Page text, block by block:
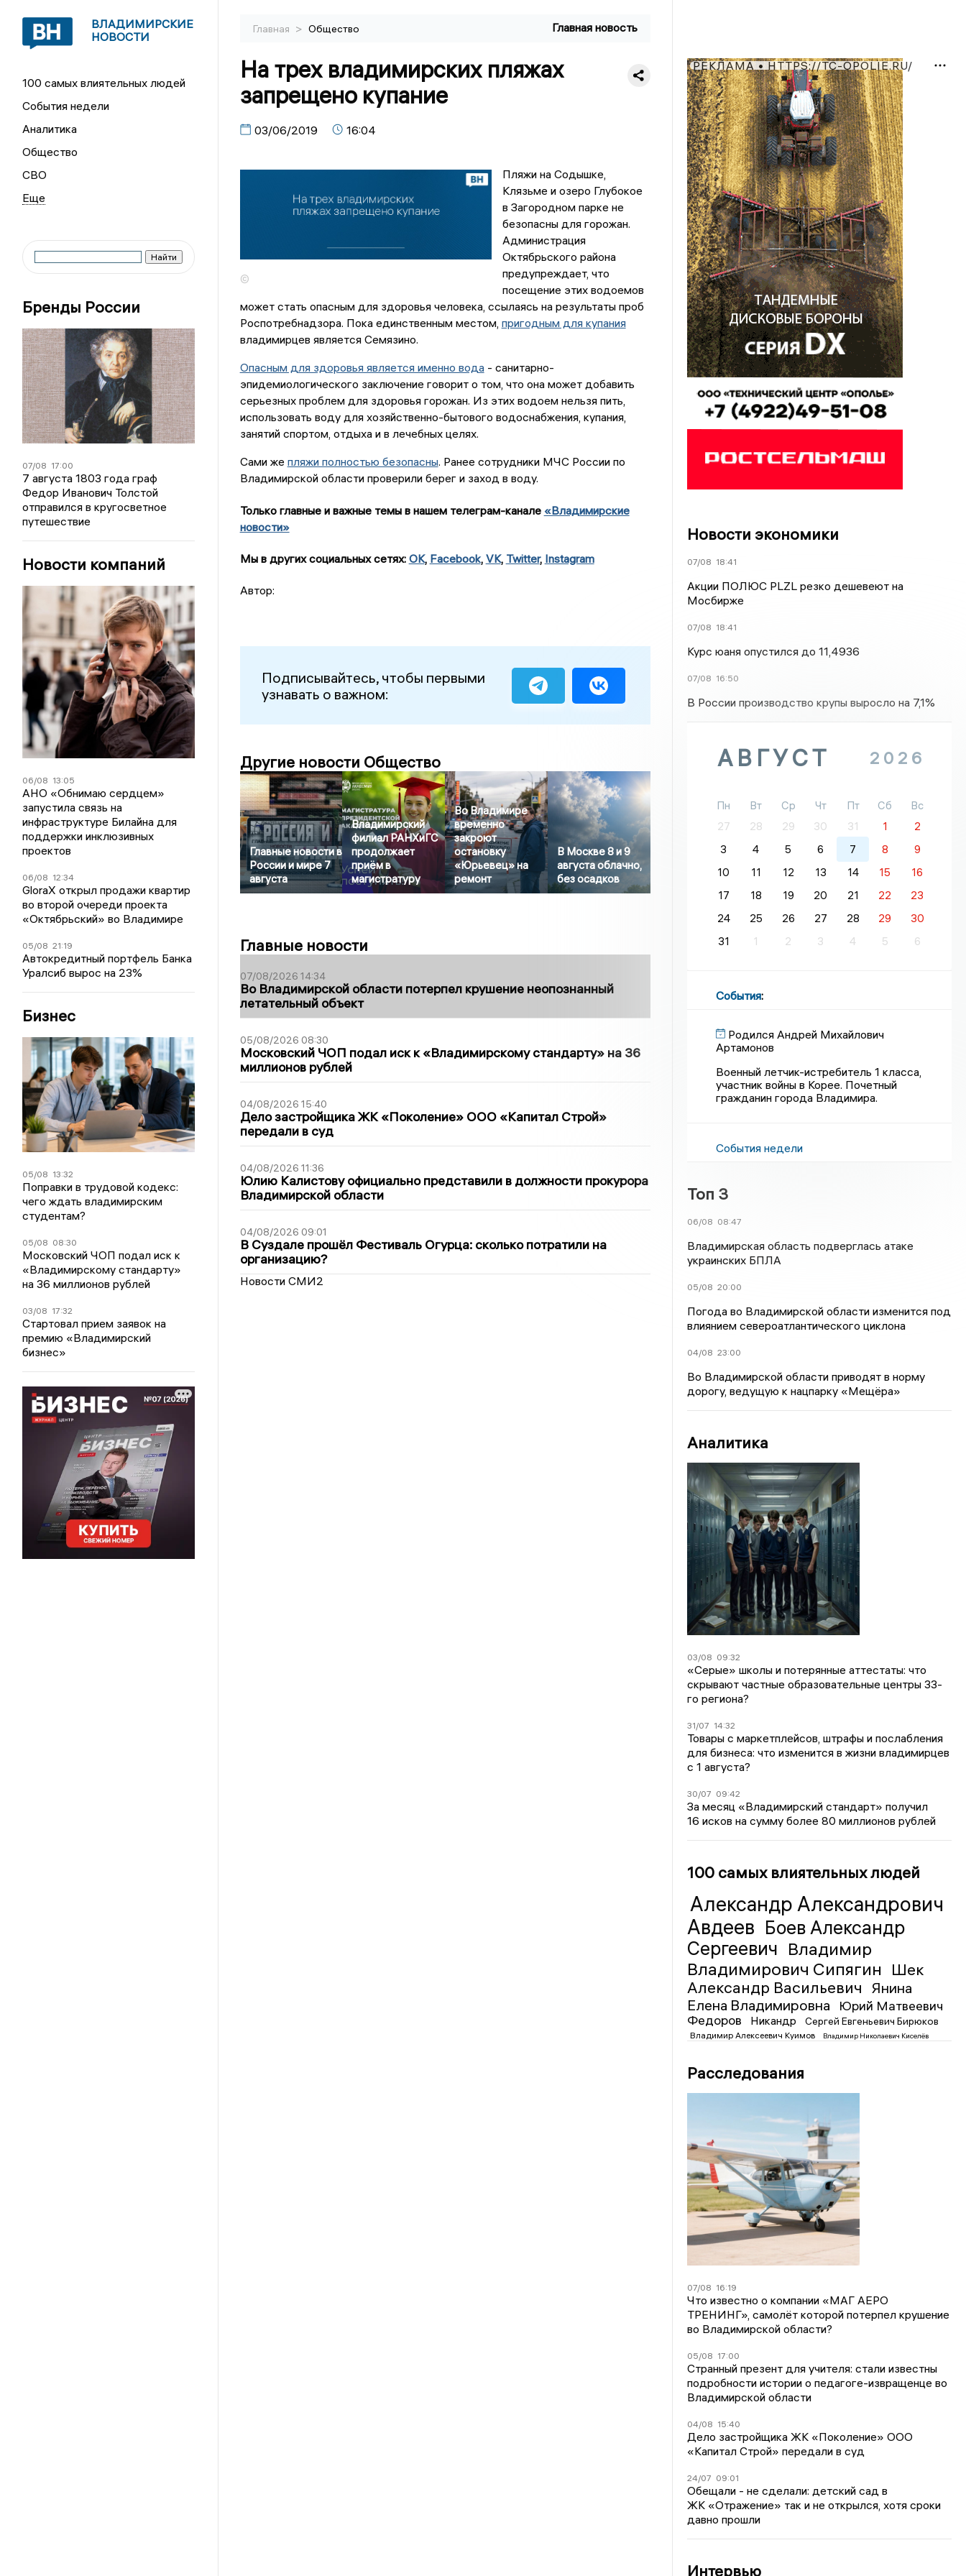
ВЛАДИМИРСКИЕ
НОВОСТИ
100 самых влиятельных людей
События недели
Аналитика
Общество
СВО
Бренды России
07/08 17:00
7 августа 1803 года граф
Федор Иванович Толстой
отправился в кругосветное
путешествие
Новости компаний
06/08 13:05
АНО «Обнимаю сердцем»
запустила связь на
инфраструктуре Билайна для
поддержки инклюзивных
проектов
06/08 12:34
GloraX открыл продажи квартир
во второй очереди проекта
«Октябрьский» во Владимире
05/08 21:19
Автокредитный портфель Банка
Уралсиб вырос на 23%
Бизнес
05/08 13:32
Поправки в трудовой кодекс:
чего ждать владимирским
студентам?
05/08 08:30
Московский ЧОП подал иск к
«Владимирскому стандарту»
на 36 миллионов рублей
03/08 17:32
Стартовал прием заявок на
премию «Владимирский
бизнес»
Главная > Общество Главная новость
На трех владимирских пляжах
запрещено купание
03/06/2019 16:04
©
Пляжи на Содышке,
Клязьме и озеро Глубокое
в Загородном парке не
безопасны для горожан.
Администрация
Октябрьского района
предупреждает, что
посещение этих водоемов
может стать опасным для здоровья человека, ссылаясь на результаты проб
Роспотребнадзора. Пока единственным местом, пригодным для купания
владимирцев является Семязино.
Опасным для здоровья является именно вода- санитарно-
эпидемиологического заключение говорит о том, что она может добавить
серьезных проблем для здоровья горожан. Из этих водоем нельзя пить,
использовать воду для хозяйственно-бытового водоснабжения, купания,
занятий спортом, отдыха и в лечебных целях.
Сами же пляжи полностью безопасны. Ранее сотрудники МЧС России по
Владимирской области проверили берег и заход в воду.
Только главные и важные темы в нашем телеграм-канале «Владимирские
новости»
Мы в других социальных сетях: OK, Facebook, VK, Twitter, Instagram
Автор:
Подписывайтесь, чтобы первыми
узнавать о важном:
Другие новости Общество
Главные новости в
России и мире 7
августа
Владимирский
филиал РАНХиГС
продолжает
приём в
магистратуру
Во Владимире
временно
закроют
остановку
«Юрьевец» на
ремонт
В Москве 8 и 9
августа облачно,
без осадков
Главные новости
07/08/2026 14:34
Во Владимирской области потерпел крушение неопознанный
летательный объект
05/08/2026 08:30
Московский ЧОП подал иск к «Владимирскому стандарту» на 36
миллионов рублей
04/08/2026 15:40
Дело застройщика ЖК «Поколение» ООО «Капитал Строй»
передали в суд
04/08/2026 11:36
Юлию Калистову официально представили в должности прокурора
Владимирской области
04/08/2026 09:01
В Суздале прошёл Фестиваль Огурца: сколько потратили на
организацию?
Новости СМИ2
РЕКЛАМА • HTTPS://TC-OPOLIE.RU/
Новости экономики
07/08 18:41
Акции ПОЛЮС PLZL резко дешевеют на
Мосбирже
07/08 18:41
Курс юаня опустился до 11,4936
07/08 16:50
В России производство крупы выросло на 7,1%
АВГУСТ 2026
Пн Вт Ср Чт Пт Сб
Вс
27
28 29 30 31 1
2
3
4 5 6 7 8
9
10
11 12 13 14 15
16
17
18 19 20 21 22
23
24
25 26 27 28 29
30
31
1 2 3 4 5 6
События:
Родился Андрей Михайлович
Артамонов
Военный летчик-истребитель 1 класса,
участник войны в Корее. Почетный
гражданин города Владимира.
События недели
Топ 3
06/08 08:47
Владимирская область подверглась атаке
украинских БПЛА
05/08 20:00
Погода во Владимирской области изменится под
влиянием североатлантического циклона
04/08 23:00
Во Владимирской области приводят в норму
дорогу, ведущую к нацпарку «Мещёра»
Аналитика
03/08 09:32
«Серые» школы и потерянные аттестаты: что
скрывают частные образовательные центры 33-
го региона?
31/07 14:32
Товары с маркетплейсов, штрафы и послабления
для бизнеса: что изменится в жизни владимирцев
с 1 августа?
30/07 09:42
За месяц «Владимирский стандарт» получил
16 исков на сумму более 80 миллионов рублей
100 самых влиятельных людей
Александр Александрович
Авдеев Боев Александр
Сергеевич Владимир
Владимирович Сипягин Шек
Александр Васильевич
Янина
Елена Владимировна
Юрий Матвеевич
Федоров
Никандр Сергей Евгеньевич Бирюков
Владимир Алексеевич Куимов Владимир Николаевич Киселёв
Расследования
07/08 16:19
Что известно о компании «МАГ АЕРО
ТРЕНИНГ», самолёт которой потерпел крушение
во Владимирской области?
05/08 17:00
Странный презент для учителя: стали известны
подробности истории о педагоге-извращенце во
Владимирской области
04/08 15:40
Дело застройщика ЖК «Поколение» ООО
«Капитал Строй» передали в суд
24/07 09:01
Обещали - не сделали: детский сад в
ЖК «Отражение» так и не открылся, хотя сроки
давно прошли
Интервью